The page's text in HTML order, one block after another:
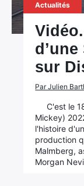
Actualités
sur
Par Julien
C'est le
Mickey)
l'histoire
production
Malmberg,
Morgan